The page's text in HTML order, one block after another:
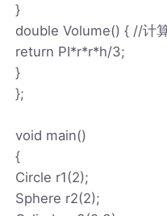
}
double Volume() { //计
return PI*r*r*h/3;
}
};
void main()
{
Circle r1(2);
Sphere r2(2);